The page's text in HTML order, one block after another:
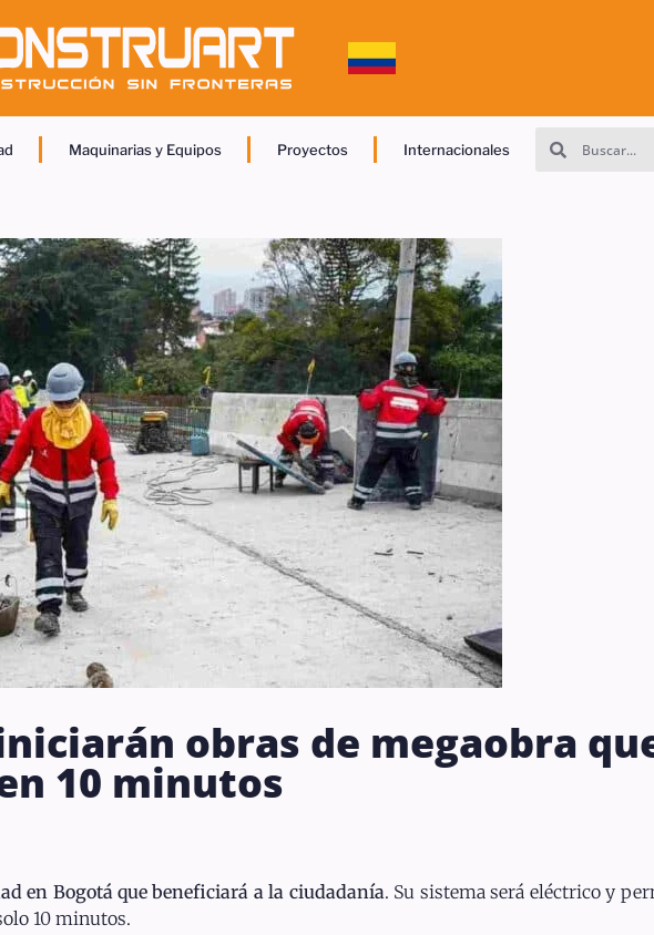
Maquinarias y Equipos Proyectos Internacionales
obras de megaobra
10 minutos
en Bogotá que beneficiará a la ciudadanía. Su sistema será eléctrico y
10 minutos.